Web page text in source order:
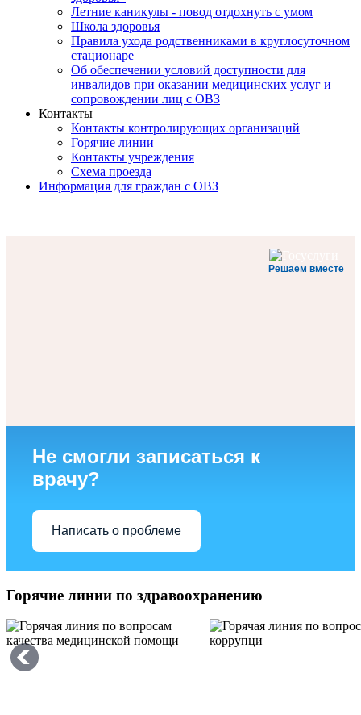
Летние каникулы - повод отдохнуть с умом
Школа здоровья
Правила ухода родственниками в круглосуточном
стационаре
Об обеспечении условий доступности для
инвалидов при оказании медицинских услуг и
сопровождении лиц с ОВЗ
Контакты
Контакты контролирующих организаций
Горячие линии
Контакты учреждения
Схема проезда
Информация для граждан с ОВЗ
Решаем вместе
Не смогли записаться к
врачу?
Написать о проблеме
Горячие линии по здравоохранению